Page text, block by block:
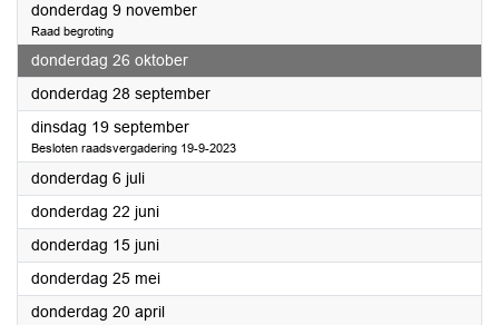
donderdag 9 november2023
Raad begroting
donderdag 26 oktober2023
donderdag 28 september2023
dinsdag 19 september2023
Besloten raadsvergadering 19-9-2023
donderdag 6 juli2023
donderdag 22 juni2023
donderdag 15 juni2023
donderdag 25 mei2023
donderdag 20 april2023